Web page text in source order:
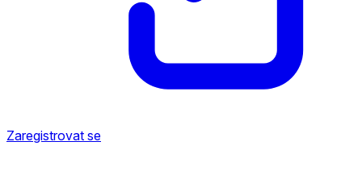
Zaregistrovat se